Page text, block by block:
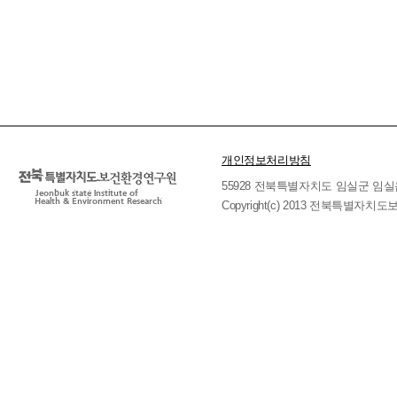
개인정보처리방침
55928 전북특별자치도 임실군 임
Copyright(c) 2013 전북특별자치도